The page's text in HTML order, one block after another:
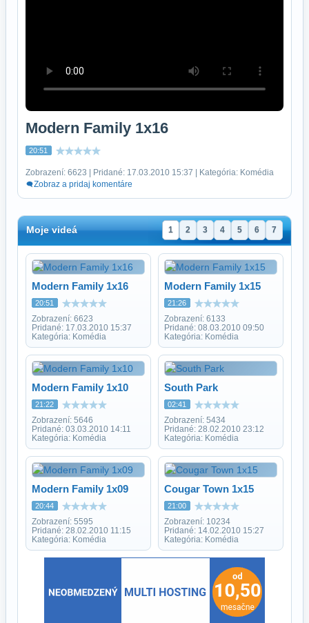
Modern Family 1x16
20:51
Zobrazení: 6623 | Pridané: 17.03.2010 15:37 | Kategória: Komédia
Zobraz a pridaj komentáre
Moje videá 1 2 3 4 5 6 7
Modern Family 1x16
20:51
Zobrazení: 6623
Pridané: 17.03.2010 15:37
Kategória: Komédia
Modern Family 1x15
21:26
Zobrazení: 6133
Pridané: 08.03.2010 09:50
Kategória: Komédia
Modern Family 1x10
21:22
Zobrazení: 5646
Pridané: 03.03.2010 14:11
Kategória: Komédia
South Park
02:41
Zobrazení: 5434
Pridané: 28.02.2010 23:12
Kategória: Komédia
Modern Family 1x09
20:44
Zobrazení: 5595
Pridané: 28.02.2010 11:15
Kategória: Komédia
Cougar Town 1x15
21:00
Zobrazení: 10234
Pridané: 14.02.2010 15:27
Kategória: Komédia